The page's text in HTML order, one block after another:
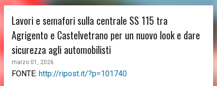
Lavori e semafori sulla centrale SS 115 tra
Agrigento e Castelvetrano per un nuovo look e dare
sicurezza agli automobilisti
marzo 01, 2026
FONTE: http://ripost.it/?p=101740